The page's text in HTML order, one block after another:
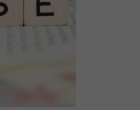
de confidentialité, en